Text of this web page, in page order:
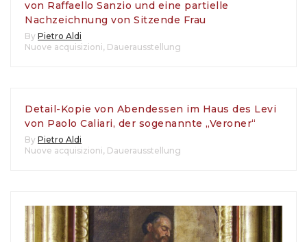
von Raffaello Sanzio und eine partielle
Nachzeichnung von Sitzende Frau
By Pietro Aldi
Nuove acquisizioni, Dauerausstellung
Detail-Kopie von Abendessen im Haus des Levi
von Paolo Caliari, der sogenannte „Veroner“
By Pietro Aldi
Nuove acquisizioni, Dauerausstellung